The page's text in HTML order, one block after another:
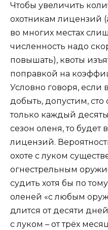
Чтобы увеличить
охотникам лицензий
во многих местах
численность надо
повышать), квоты
поправкой на
Условно говоря, если
добыть, допустим,
только каждый
сезон оленя, то будет
лицензий.
охоте с луком
огнестрельным
судить хотя бы по
оленей «с любым
длится от десяти
с луком – от трёх